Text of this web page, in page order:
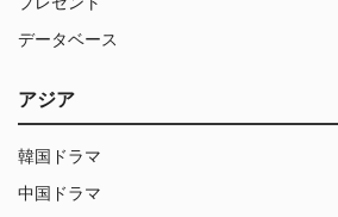
データベース
アジア
韓国ドラマ
中国ドラマ